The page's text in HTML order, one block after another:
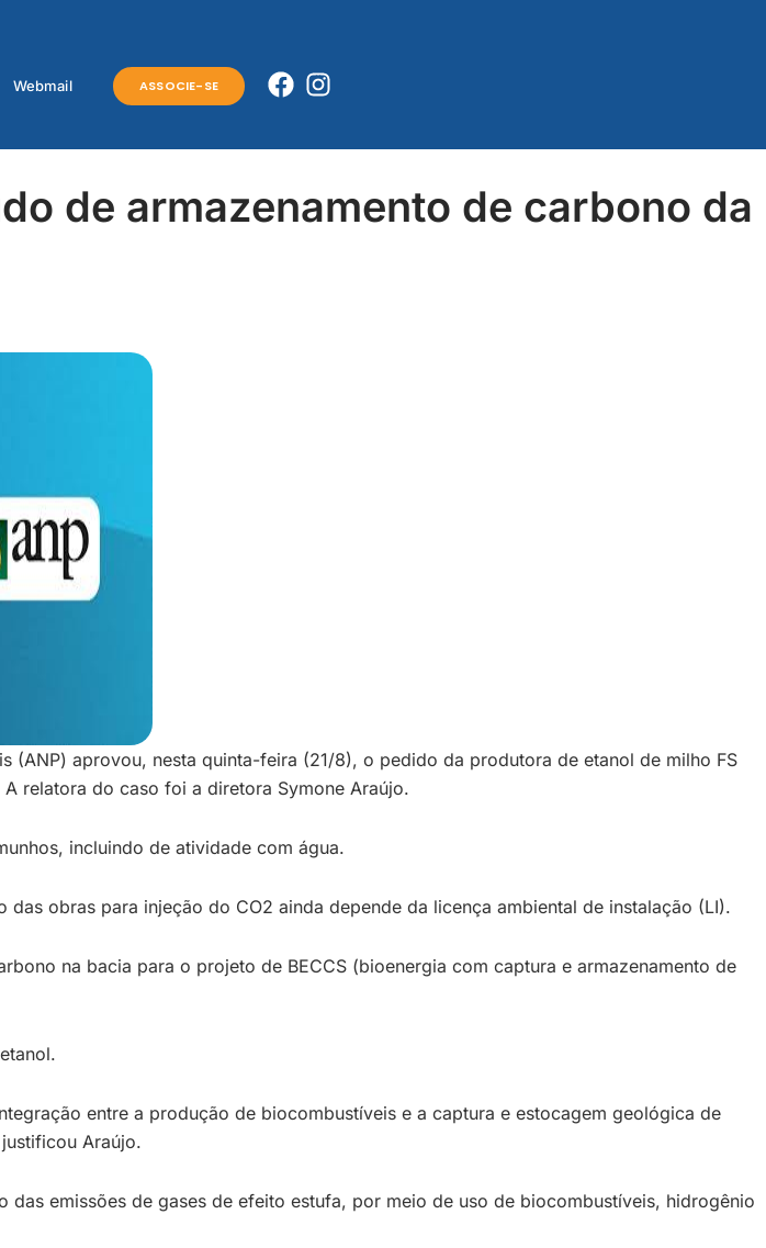
Webmail ASSOCIE-SE Facebook
Instagram
de armazenamento de carbono da
aprovou, nesta quinta-feira (21/8), o pedido da produtora de etanol de milho FS
relatora do caso foi a diretora Symone Araújo.
incluindo de atividade com água.
obras para injeção do CO2 ainda depende da licença ambiental de instalação (LI).
na bacia para o projeto de BECCS (bioenergia com captura e armazenamento de
entre a produção de biocombustíveis e a captura e estocagem geológica de
Araújo.
emissões de gases de efeito estufa, por meio de uso de biocombustíveis, hidrogênio